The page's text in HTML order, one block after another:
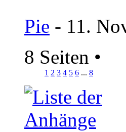
Pie - 11.
8 Seiten •
1 2 3 4 5 6 ... 8